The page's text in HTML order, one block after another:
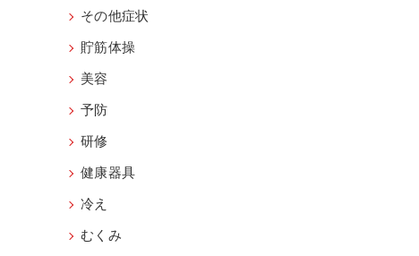
その他症状
貯筋体操
美容
予防
研修
健康器具
冷え
むくみ